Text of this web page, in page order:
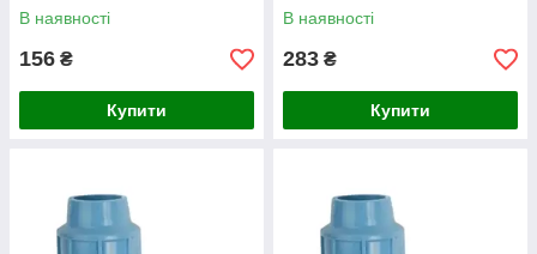
В наявності
156 ₴
Купити
В наявності
283 ₴
Купити